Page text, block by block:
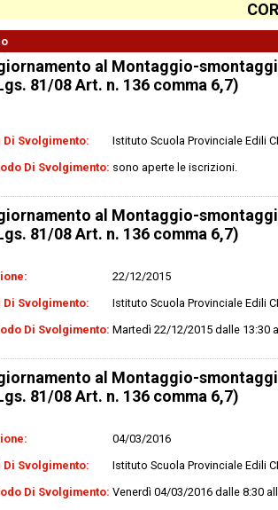
al Montaggio-
81/08 Art. n. 136 comma 6,7)
Di Svolgimento:
Istituto Scuola Provinciale Edili
Di Svolgimento: sono aperte le iscrizioni.
al Montaggio-
81/08 Art. n. 136 comma 6,7)
22/12/2015
Di Svolgimento:
Istituto Scuola Provinciale Edili
Di Svolgimento: Martedì 22/12/2015 dalle 13:30
al Montaggio-
81/08 Art. n. 136 comma 6,7)
04/03/2016
Di Svolgimento:
Istituto Scuola Provinciale Edili
Di Svolgimento: Venerdì 04/03/2016 dalle 8:30